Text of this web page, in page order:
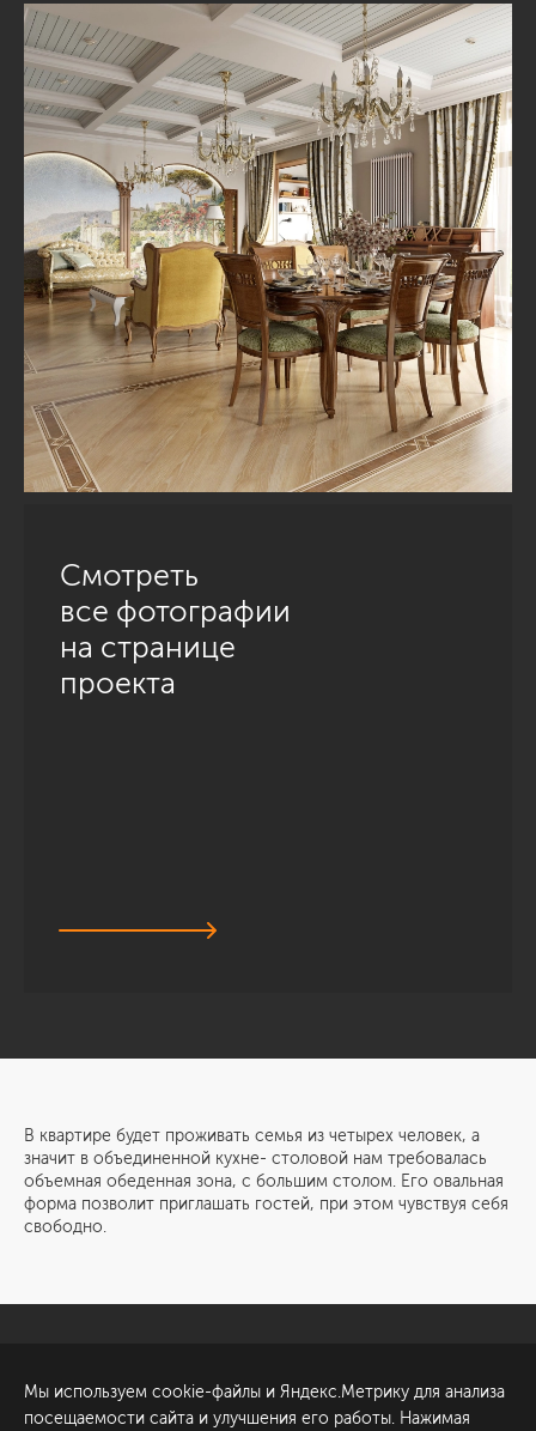
Смотреть
все фотографии
на странице
проекта
В квартире будет проживать семья из четырех человек, а
значит в объединенной кухне- столовой нам требовалась
объемная обеденная зона, с большим столом. Его овальная
форма позволит приглашать гостей, при этом чувствуя себя
свободно.
Обсудить проект
ул. Академика Павлова, 6
Мы используем cookie-файлы и Яндекс.Метрику для анализа
посещаемости сайта и улучшения его работы. Нажимая